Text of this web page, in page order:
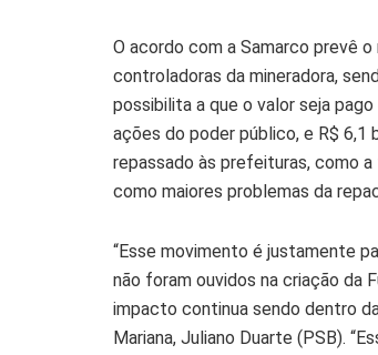
O acordo com a Samarco prevê
controladoras da mineradora,
possibilita a que o valor seja
ações do poder público, e R$ 6,1
repassado às prefeituras, como
como maiores problemas da
“Esse movimento é justamente
não foram ouvidos na criação da
impacto continua sendo dentro
Mariana, Juliano Duarte (PSB).